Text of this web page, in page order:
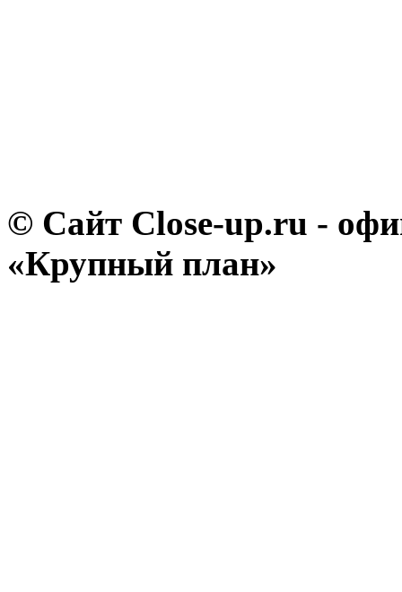
© Сайт Close-up.ru -
«Крупный план»